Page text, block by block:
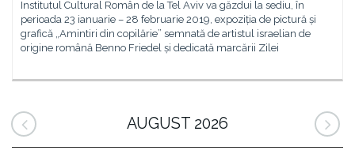
Institutul Cultural Român de la Tel Aviv va găzdui la sediu, în
perioada 23 ianuarie – 28 februarie 2019, expoziția de pictură și
grafică „Amintiri din copilărie” semnată de artistul israelian de
origine română Benno Friedel și dedicată marcării Zilei
AUGUST 2026